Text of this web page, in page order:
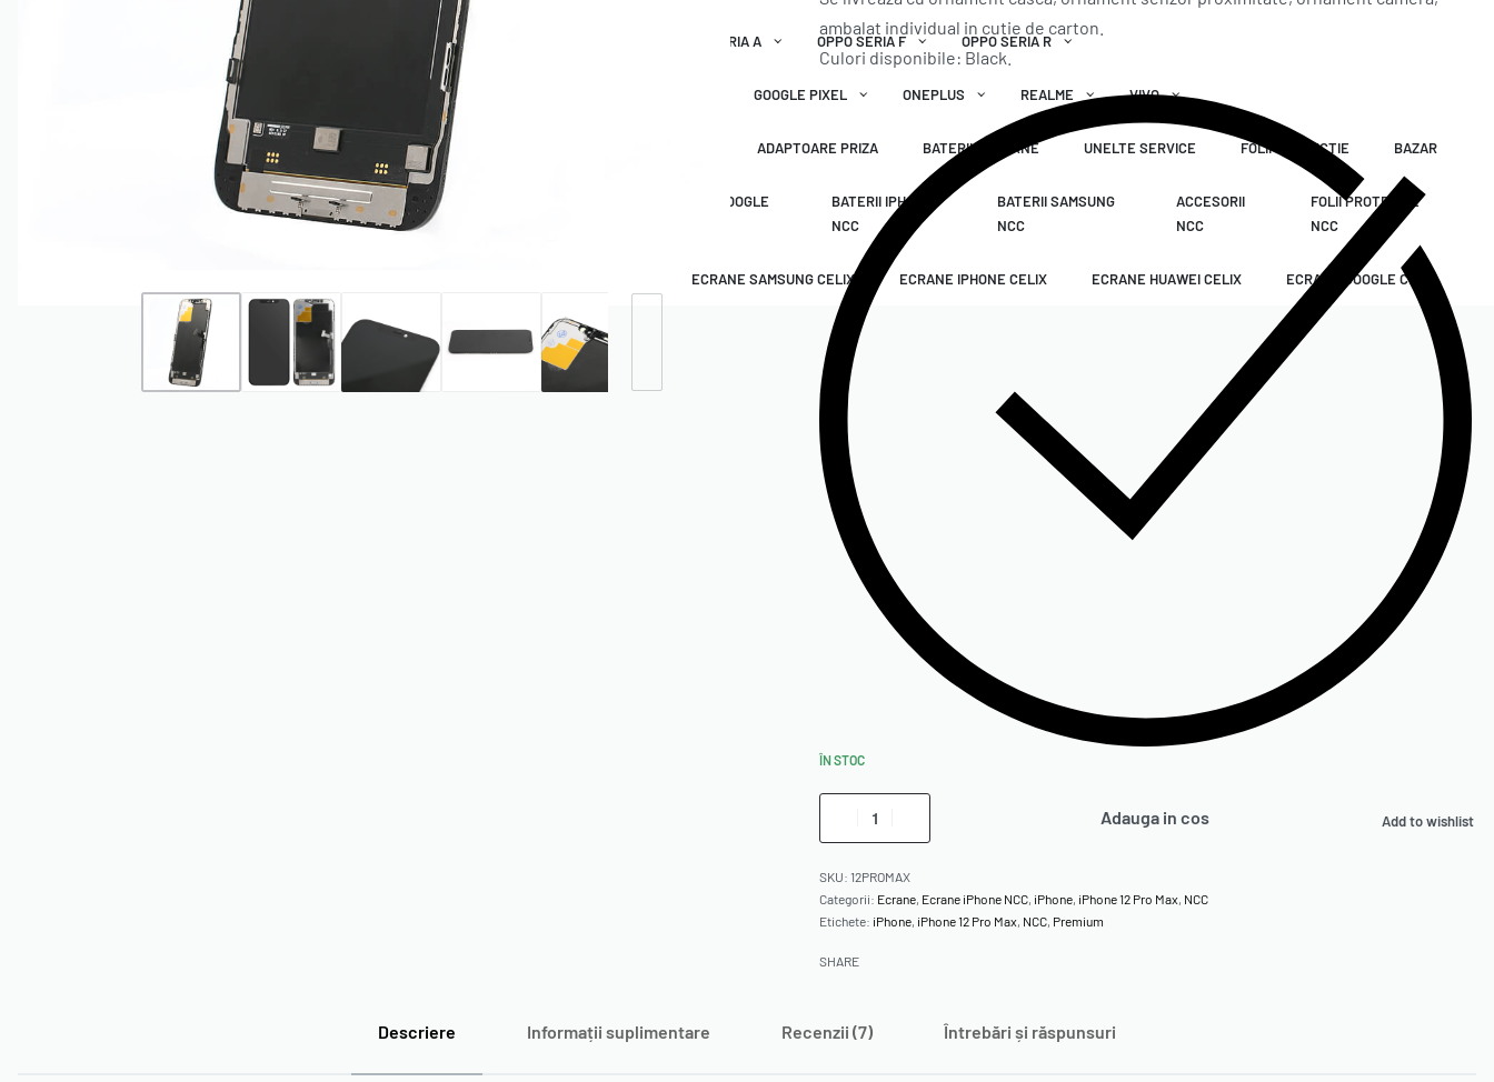
OPPO SERIA A OPPO SERIA F OPPO SERIA R
GOOGLE PIXEL ONEPLUS REALME VIVO
ACCESORII ORIGINALE APPLE ADAPTOARE PRIZA BATERII EXTERNE UNELTE SERVICE FOLII PROTECTIE BAZAR
ECRANE SAMSUNG NCC
ECRANE SAMSUNG NCC
ECRANE GOOGLE
BATERII IPHONE
NCC
BATERII SAMSUNG
NCC
ACCESORII
NCC
FOLII PROTECTIE
NCC
ECRANE SAMSUNG CELIX ECRANE IPHONE CELIX ECRANE HUAWEI CELIX ECRANE GOOGLE CELIX
ambalat individual in cutie de carton.
Culori disponibile: Black.
ÎN STOC
Adauga in cos Add to wishlist
SKU: 12PROMAX
Categorii: Ecrane Ecrane iPhone NCC iPhone iPhone 12 Pro Max NCC
Etichete: iPhone iPhone 12 Pro Max NCC Premium
SHARE
Descriere Informații suplimentare Recenzii (7) Întrebări și răspunsuri